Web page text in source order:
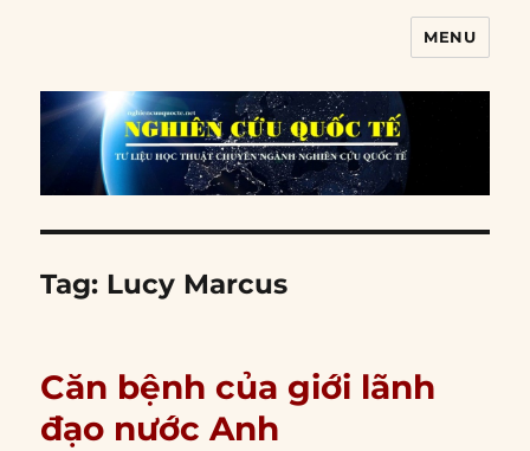
MENU
Tag: Lucy Marcus
Căn bệnh của giới lãnh
đạo nước Anh